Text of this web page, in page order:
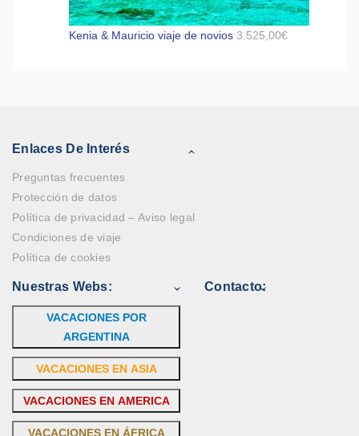
Kenia & Mauricio viaje de novios 3.525,00€
Enlaces De Interés
Preguntas frecuentes
Protección de datos
Política de privacidad – Aviso legal
Condiciones de viaje
Política de cookies
Nuestras Webs:
VACACIONES POR
ARGENTINA
VACACIONES EN ASIA
VACACIONES EN AMERICA
VACACIONES EN ÁFRICA
Contacto: